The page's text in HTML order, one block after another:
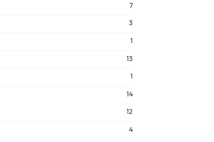
7
3
1
13
1
14
12
4